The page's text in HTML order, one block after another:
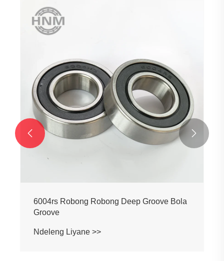
6004rs Robong Robong Deep Groove Bola
Groove
Ndeleng Liyane >>
 